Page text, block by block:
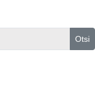
Otsi